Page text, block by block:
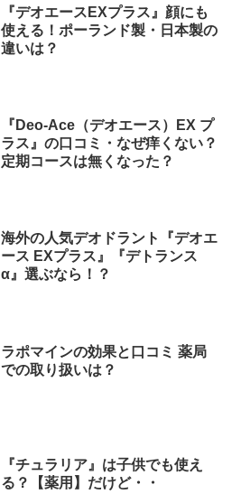
『デオエースEXプラス』顔にも
使える！ポーランド製・日本製の
違いは？
『Deo-Ace（デオエース）EX プ
ラス』の口コミ・なぜ痒くない？
定期コースは無くなった？
海外の人気デオドラント『デオエ
ース EXプラス』『デトランス
α』選ぶなら！？
ラポマインの効果と口コミ 薬局
での取り扱いは？
『チュラリア』は子供でも使え
る？【薬用】だけど・・